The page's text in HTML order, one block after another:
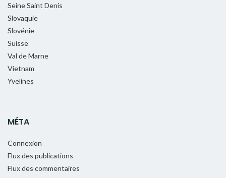
Seine Saint Denis
Slovaquie
Slovénie
Suisse
Val de Marne
Vietnam
Yvelines
MÉTA
Connexion
Flux des publications
Flux des commentaires